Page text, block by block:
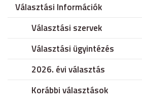
Választási Információk
Választási szervek
Választási ügyintézés
2026. évi választás
Korábbi választások